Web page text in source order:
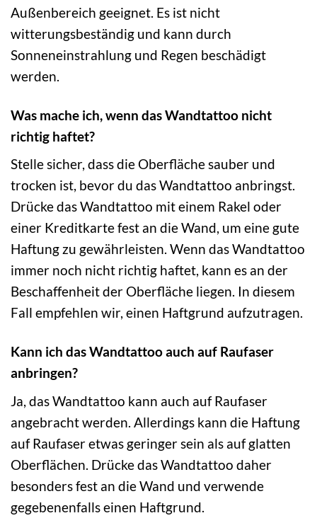
Außenbereich geeignet. Es ist nicht
witterungsbeständig und kann durch
Sonneneinstrahlung und Regen beschädigt
werden.
Was mache ich, wenn das Wandtattoo nicht
richtig haftet?
Stelle sicher, dass die Oberfläche sauber und
trocken ist, bevor du das Wandtattoo anbringst.
Drücke das Wandtattoo mit einem Rakel oder
einer Kreditkarte fest an die Wand, um eine gute
Haftung zu gewährleisten. Wenn das Wandtattoo
immer noch nicht richtig haftet, kann es an der
Beschaffenheit der Oberfläche liegen. In diesem
Fall empfehlen wir, einen Haftgrund aufzutragen.
Kann ich das Wandtattoo auch auf Raufaser
anbringen?
Ja, das Wandtattoo kann auch auf Raufaser
angebracht werden. Allerdings kann die Haftung
auf Raufaser etwas geringer sein als auf glatten
Oberflächen. Drücke das Wandtattoo daher
besonders fest an die Wand und verwende
gegebenenfalls einen Haftgrund.